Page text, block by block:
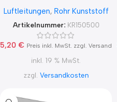
Luftleitungen, Rohr Kunststoff
Artikelnummer: KR150500
5,20 € Preis inkl. MwSt. zzgl. Versand
inkl. 19 % MwSt.
zzgl. Versandkosten